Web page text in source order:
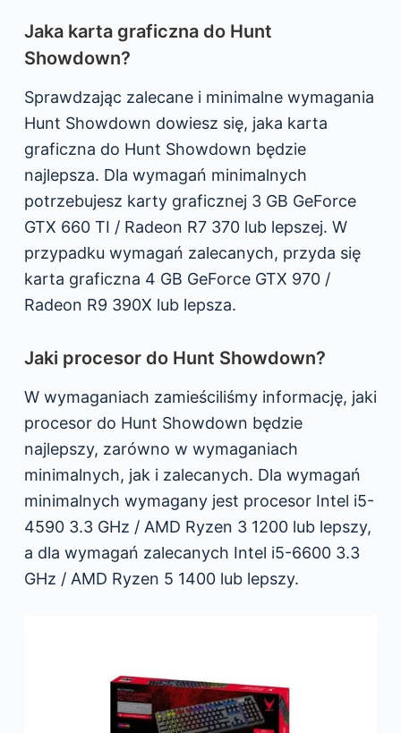
Jaka karta graficzna do Hunt
Showdown?
Sprawdzając zalecane i minimalne wymagania
Hunt Showdown dowiesz się, jaka karta
graficzna do Hunt Showdown będzie
najlepsza. Dla wymagań minimalnych
potrzebujesz karty graficznej 3 GB GeForce
GTX 660 TI / Radeon R7 370 lub lepszej. W
przypadku wymagań zalecanych, przyda się
karta graficzna 4 GB GeForce GTX 970 /
Radeon R9 390X lub lepsza.
Jaki procesor do Hunt Showdown?
W wymaganiach zamieściliśmy informację, jaki
procesor do Hunt Showdown będzie
najlepszy, zarówno w wymaganiach
minimalnych, jak i zalecanych. Dla wymagań
minimalnych wymagany jest procesor Intel i5-
4590 3.3 GHz / AMD Ryzen 3 1200 lub lepszy,
a dla wymagań zalecanych Intel i5-6600 3.3
GHz / AMD Ryzen 5 1400 lub lepszy.